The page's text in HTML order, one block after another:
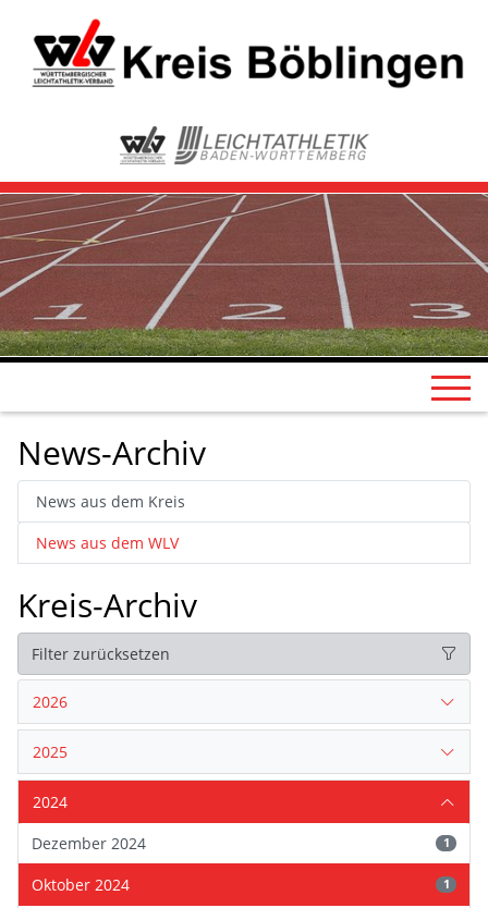
News-Archiv
News aus dem Kreis
News aus dem WLV
Kreis-Archiv
Filter zurücksetzen
2026
2025
2024
Dezember 2024
1
Oktober 2024 1